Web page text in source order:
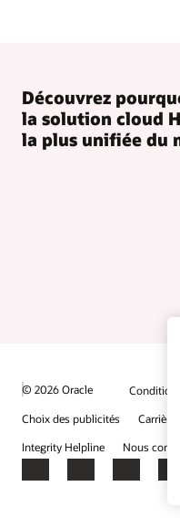
Découvrez
la solution cloud
la plus unifiée du
© 2026 Oracle
Choix des publicités
Carrières
Integrity Helpline
Nous
Facebook
X LinkedIn